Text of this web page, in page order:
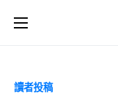
讀者投稿